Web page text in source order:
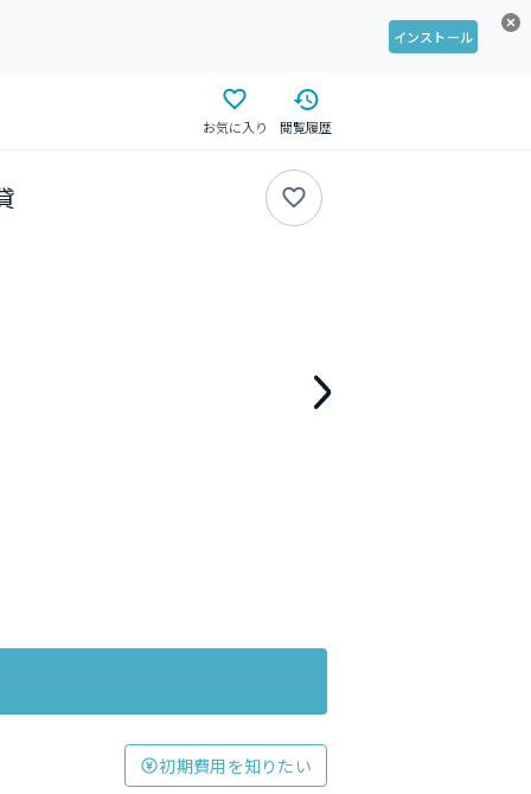
インストール
お気に入り 閲覧履歴
初期費用を知りたい